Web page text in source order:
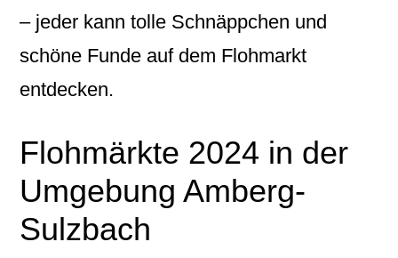
– jeder kann tolle Schnäppchen und
schöne Funde auf dem Flohmarkt
entdecken.
Flohmärkte 2024 in der
Umgebung Amberg-
Sulzbach